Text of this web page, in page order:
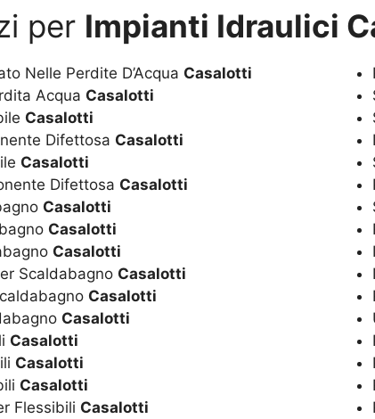
per Impianti Idraulici
Nelle Perdite D’Acqua Casalotti
Acqua Casalotti
Casalotti
Difettosa Casalotti
Casalotti
Difettosa Casalotti
Casalotti
Casalotti
Casalotti
Scaldabagno Casalotti
Casalotti
Casalotti
Casalotti
Casalotti
Casalotti
Flessibili Casalotti